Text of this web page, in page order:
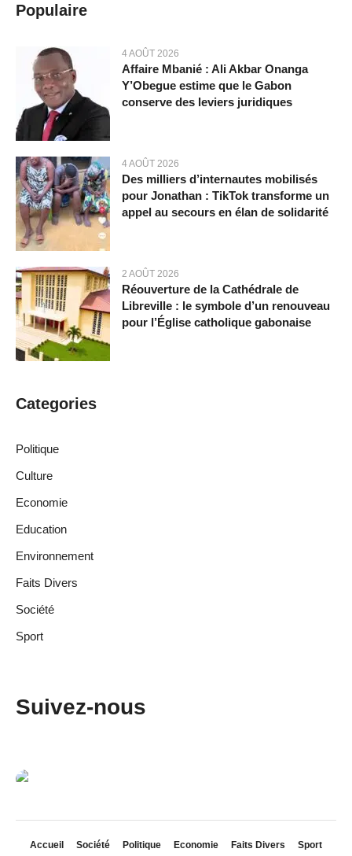
Populaire
4 AOÛT 2026
Affaire Mbanié : Ali Akbar Onanga
Y’Obegue estime que le Gabon
conserve des leviers juridiques
4 AOÛT 2026
Des milliers d’internautes mobilisés
pour Jonathan : TikTok transforme un
appel au secours en élan de solidarité
2 AOÛT 2026
Réouverture de la Cathédrale de
Libreville : le symbole d’un renouveau
pour l’Église catholique gabonaise
Categories
Politique
Culture
Economie
Education
Environnement
Faits Divers
Société
Sport
Suivez-nous
Accueil Société Politique Economie Faits Divers Sport